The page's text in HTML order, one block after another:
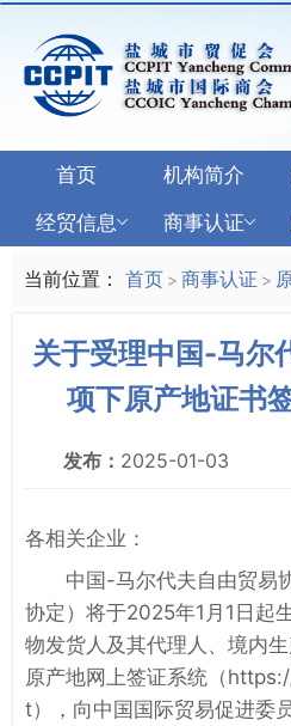
首页 机构简介
经贸信息
商事认证
当前位置： 首页 > 商事认证 >
关于受理中国-马尔
项下原产地证书
发布： 2025-01-03
各相关企业：
中国-马尔代夫自由贸易
协定）将于2025年1月1日起
物发货人及其代理人、境内
原产地网上签证系统（
t），向中国国际贸易促进委